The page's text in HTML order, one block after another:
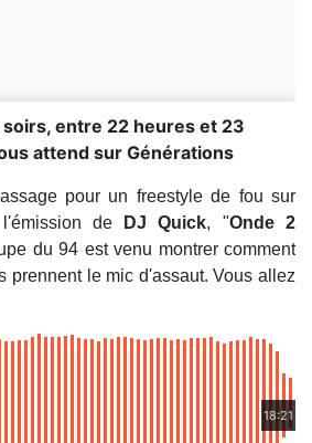
entre 22 heures et 23
attend sur Générations
pour un freestyle de fou sur
deDJ Quick, "Onde 2
du 94 est venu montrer comment
prennent le mic d'assaut. Vous allez
18:21